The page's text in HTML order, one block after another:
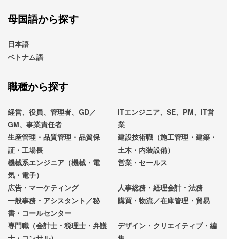
母国語から探す
日本語
ベトナム語
職種から探す
経営、役員、管理者、GD／
GM、事業責任者
ITエンジニア、SE、PM、IT営
業
生産管理・品質管理・品質保
証・工場長
建設技術職（施工管理・建築・
土木・内装設備）
機械系エンジニア（機械・電
気・電子）
営業・セールス
広告・マーケティング
人事総務・経理会計・法務
一般事務・アシスタント／秘
書・コールセンター
購買・物流／在庫管理・貿易
専門職（会計士・税理士・弁護
デザイン・クリエイティブ・編